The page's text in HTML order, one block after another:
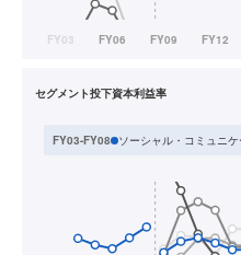
セグメント投下資本利益率
FY03-FY08 ソーシャル・コミュニ